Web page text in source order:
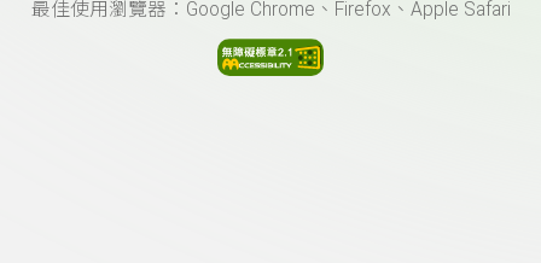
最佳使用瀏覽器：Google Chrome、Firefox、Apple Safari